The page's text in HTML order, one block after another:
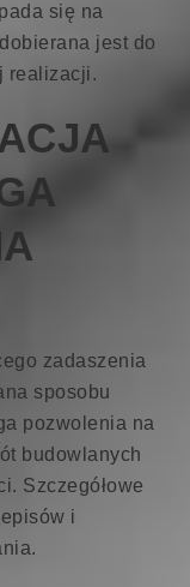
się na
jest do
realizacji.
zadaszenia
sposobu
pozwolenia na
budowlanych
Szczegółowe
i